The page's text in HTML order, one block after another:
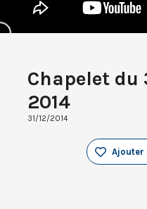
Chapelet du
2014
31/12/2014
Ajouter